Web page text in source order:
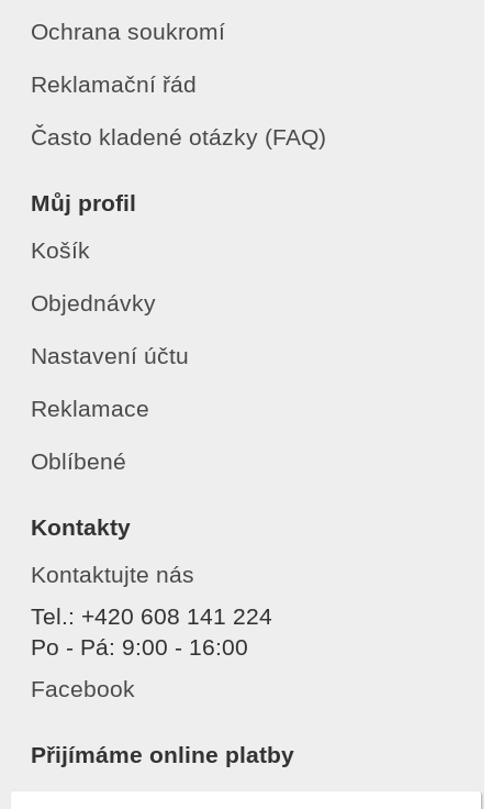
Ochrana soukromí
Reklamační řád
Často kladené otázky (FAQ)
Můj profil
Košík
Objednávky
Nastavení účtu
Reklamace
Oblíbené
Kontakty
Kontaktujte nás
Tel.: +420 608 141 224
Po - Pá: 9:00 - 16:00
Facebook
Přijímáme online platby